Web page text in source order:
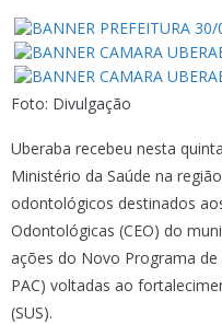
Foto: Divulgação
Uberaba recebeu nesta
Ministério da Saúde na
odontológicos destinados
Odontológicas (CEO) do
ações do Novo Programa
PAC) voltadas ao
(SUS).